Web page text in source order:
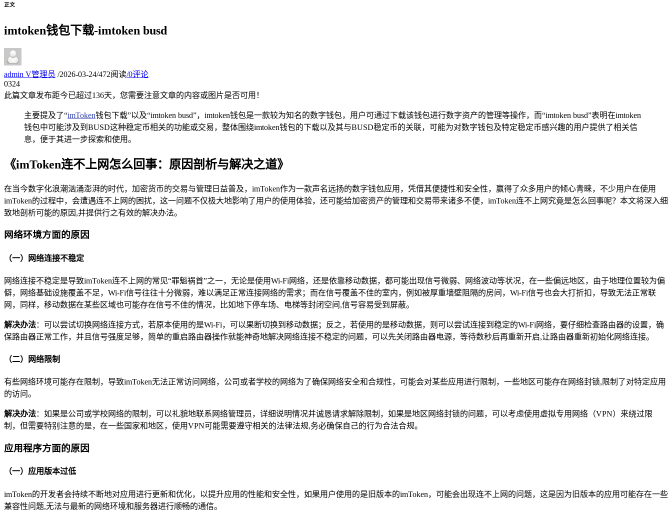
正文
imtoken钱包下载-imtoken busd
admin V管理员 /2026-03-24/472阅读/0评论
0324
此篇文章发布距今已超过136天，您需要注意文章的内容或图片是否可用！
主要提及了“imToken钱包下载”以及“imtoken busd”，imtoken钱包是一款较为知名的数字钱包，用户可通过下载该钱包进行数字资产的管理等操作，而“imtoken busd”表明在imtoken
钱包中可能涉及到BUSD这种稳定币相关的功能或交易，整体围绕imtoken钱包的下载以及其与BUSD稳定币的关联，可能为对数字钱包及特定稳定币感兴趣的用户提供了相关信
息，便于其进一步探索和使用。
《imToken连不上网怎么回事：原因剖析与解决之道》
在当今数字化浪潮汹涌澎湃的时代，加密货币的交易与管理日益普及，imToken作为一款声名远扬的数字钱包应用，凭借其便捷性和安全性，赢得了众多用户的倾心青睐，不少用户在使用
imToken的过程中，会遭遇连不上网的困扰，这一问题不仅极大地影响了用户的使用体验，还可能给加密资产的管理和交易带来诸多不便，imToken连不上网究竟是怎么回事呢？本文将深入细
致地剖析可能的原因,并提供行之有效的解决办法。
网络环境方面的原因
（一）网络连接不稳定
网络连接不稳定是导致imToken连不上网的常见“罪魁祸首”之一，无论是使用Wi-Fi网络，还是依靠移动数据，都可能出现信号微弱、网络波动等状况，在一些偏远地区，由于地理位置较为偏
僻，网络基础设施覆盖不足，Wi-Fi信号往往十分微弱，难以满足正常连接网络的需求；而在信号覆盖不佳的室内，例如被厚重墙壁阻隔的房间，Wi-Fi信号也会大打折扣，导致无法正常联
网，同样，移动数据在某些区域也可能存在信号不佳的情况，比如地下停车场、电梯等封闭空间,信号容易受到屏蔽。
解决办法：可以尝试切换网络连接方式，若原本使用的是Wi-Fi，可以果断切换到移动数据；反之，若使用的是移动数据，则可以尝试连接到稳定的Wi-Fi网络，要仔细检查路由器的设置，确
保路由器正常工作，并且信号强度足够，简单的重启路由器操作就能神奇地解决网络连接不稳定的问题，可以先关闭路由器电源，等待数秒后再重新开启,让路由器重新初始化网络连接。
（二）网络限制
有些网络环境可能存在限制，导致imToken无法正常访问网络，公司或者学校的网络为了确保网络安全和合规性，可能会对某些应用进行限制，一些地区可能存在网络封锁,限制了对特定应用
的访问。
解决办法：如果是公司或学校网络的限制，可以礼貌地联系网络管理员，详细说明情况并诚恳请求解除限制，如果是地区网络封锁的问题，可以考虑使用虚拟专用网络（VPN）来绕过限
制，但需要特别注意的是，在一些国家和地区，使用VPN可能需要遵守相关的法律法规,务必确保自己的行为合法合规。
应用程序方面的原因
（一）应用版本过低
imToken的开发者会持续不断地对应用进行更新和优化，以提升应用的性能和安全性，如果用户使用的是旧版本的imToken，可能会出现连不上网的问题，这是因为旧版本的应用可能存在一些
兼容性问题,无法与最新的网络环境和服务器进行顺畅的通信。